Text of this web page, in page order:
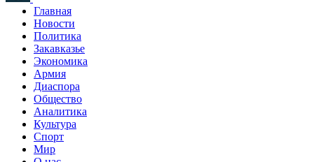
Главная
Новости
Политика
Закавказье
Экономика
Армия
Диаспора
Общество
Аналитика
Культура
Спорт
Мир